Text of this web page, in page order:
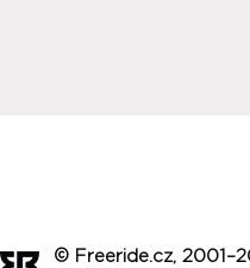
© Freeride.cz,